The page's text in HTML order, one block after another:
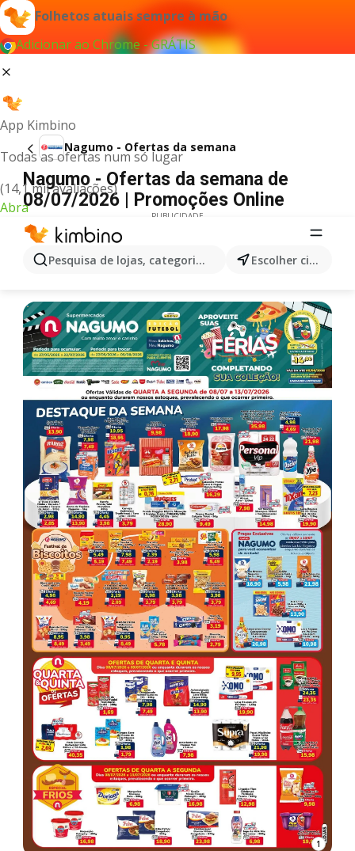
Folhetos atuais sempre à mão
Adicionar ao Chrome - GRÁTIS
App Kimbino
Todas as ofertas num só lugar
(14,1 mil avaliações)
Abra
Pesquisa de lojas, categorias,produtos... Escolher cidade
Nagumo - Ofertas da semana
Nagumo - Ofertas da semana de
08/07/2026 | Promoções Online
PUBLICIDADE
1